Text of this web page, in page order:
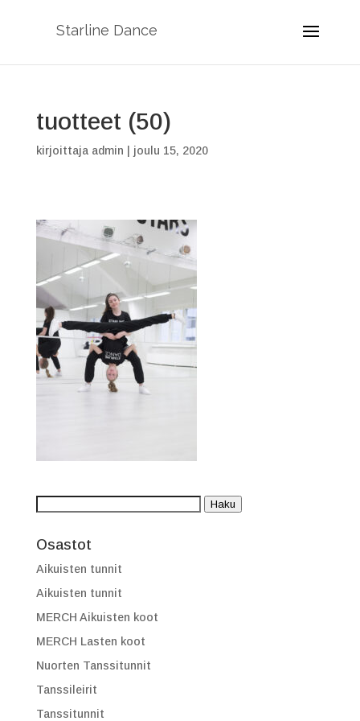
Starline Dance
tuotteet (50)
kirjoittaja admin joulu 15, 2020
Haku
Osastot
Aikuisten tunnit
Aikuisten tunnit
MERCH Aikuisten koot
MERCH Lasten koot
Nuorten Tanssitunnit
Tanssileirit
Tanssitunnit